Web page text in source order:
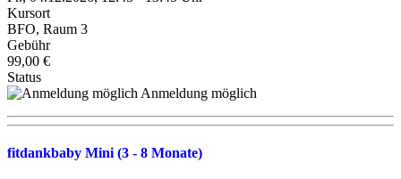
Kursort
BFO, Raum 3
Gebühr
99,00 €
Status
Anmeldung möglich
fitdankbaby Mini (3 - 8 Monate)